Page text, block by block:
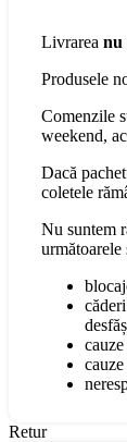
Livrarea nu
Produsele
Comenzile
weekend,
Dacă
coletele
Nu suntem
următoarele
Retur